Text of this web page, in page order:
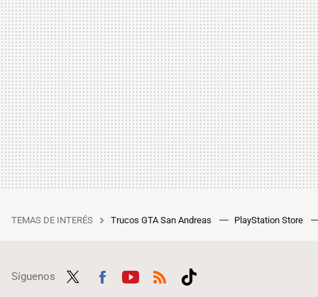
TEMAS DE INTERÉS Trucos GTA San Andreas PlayStation Store
Síguenos